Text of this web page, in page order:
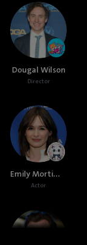
Dougal Wilson
Director
Emily Mortimer
Actor